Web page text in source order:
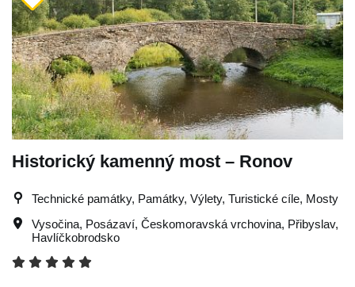
Historický kamenný most – Ronov
Technické památky, Památky, Výlety, Turistické cíle, Mosty
Vysočina, Posázaví, Českomoravská vrchovina, Přibyslav,
Havlíčkobrodsko